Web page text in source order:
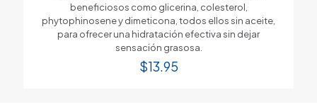
beneficiosos como glicerina, colesterol,
phytophinosene y dimeticona, todos ellos sin aceite,
para ofrecer una hidratación efectiva sin dejar
sensación grasosa.
$13.95